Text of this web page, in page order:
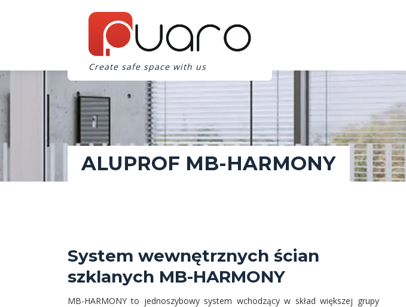
Create safe space with us
ALUPROF MB-HARMONY
System wewnętrznych ścian
szklanych MB-HARMONY
MB-HARMONY to jednoszybowy system wchodzący w skład większej grupy